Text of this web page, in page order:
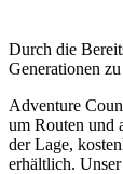
Durch die
Generationen
Adventure
um Routen und
der Lage,
erhältlich.